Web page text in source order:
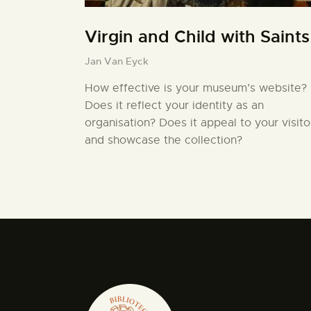
Virgin and Child with Saints
Jan Van Eyck
How effective is your museum’s website?
Does it reflect your identity as an
organisation? Does it appeal to your
and showcase the collection?